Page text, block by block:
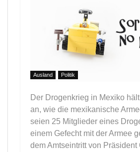
Ausland Politik
Der Drogenkrieg in Mexiko
an, wie die mexikanische
seien 25 Mitglieder eines
einem Gefecht mit der Armee
dem Amtseintritt von Präsident